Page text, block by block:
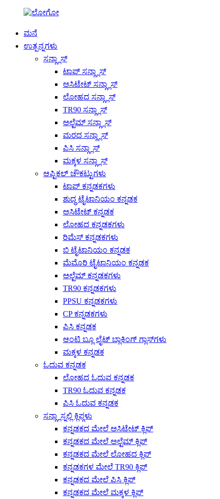
ಮನೆ
ಉತ್ಪನ್ನಗಳು
ಸನ್ಗ್ಲಾಸ್
ಟಾಪ್ ಸನ್ಗ್ಲಾಸ್
ಅಸಿಟೇಟ್ ಸನ್ಗ್ಲಾಸ್
ಲೋಹದ ಸನ್ಗ್ಲಾಸ್
TR90 ಸನ್ಗ್ಲಾಸ್
ಅಲ್ಟೆಮ್ ಸನ್ಗ್ಲಾಸ್
ಮರದ ಸನ್ಗ್ಲಾಸ್
ಪಿಸಿ ಸನ್ಗ್ಲಾಸ್
ಮಕ್ಕಳ ಸನ್ಗ್ಲಾಸ್
ಆಪ್ಟಿಕಲ್ ಚೌಕಟ್ಟುಗಳು
ಟಾಪ್ ಕನ್ನಡಕಗಳು
ಶುದ್ಧ ಟೈಟಾನಿಯಂ ಕನ್ನಡಕ
ಅಸಿಟೇಟ್ ಕನ್ನಡಕ
ಲೋಹದ ಕನ್ನಡಕಗಳು
ರಿಮೆಸ್ ಕನ್ನಡಕಗಳು
ಬಿ ಟೈಟಾನಿಯಂ ಕನ್ನಡಕ
ಮೆಮೊರಿ ಟೈಟಾನಿಯಂ ಕನ್ನಡಕ
ಅಲ್ಟೆಮ್ ಕನ್ನಡಕಗಳು
TR90 ಕನ್ನಡಕಗಳು
PPSU ಕನ್ನಡಕಗಳು
CP ಕನ್ನಡಕಗಳು
ಪಿಸಿ ಕನ್ನಡಕ
ಆಂಟಿ ಬ್ಲೂ ಲೈಟ್ ಬ್ಲಾಕಿಂಗ್ ಗ್ಲಾಸ್‌ಗಳು
ಮಕ್ಕಳ ಕನ್ನಡಕ
ಓದುವ ಕನ್ನಡಕ
ಲೋಹದ ಓದುವ ಕನ್ನಡಕ
TR90 ಓದುವ ಕನ್ನಡಕ
ಪಿಸಿ ಓದುವ ಕನ್ನಡಕ
ಸನ್ಗ್ಲಾಸ್ನಲ್ಲಿ ಕ್ಲಿಪ್ಗಳು
ಕನ್ನಡಕದ ಮೇಲೆ ಅಸಿಟೇಟ್ ಕ್ಲಿಪ್
ಕನ್ನಡಕದ ಮೇಲೆ ಅಲ್ಟೆಮ್ ಕ್ಲಿಪ್
ಕನ್ನಡಕದ ಮೇಲೆ ಲೋಹದ ಕ್ಲಿಪ್
ಕನ್ನಡಕಗಳ ಮೇಲೆ TR90 ಕ್ಲಿಪ್
ಕನ್ನಡಕದ ಮೇಲೆ ಪಿಸಿ ಕ್ಲಿಪ್
ಕನ್ನಡಕದ ಮೇಲೆ ಮಕ್ಕಳ ಕ್ಲಿಪ್